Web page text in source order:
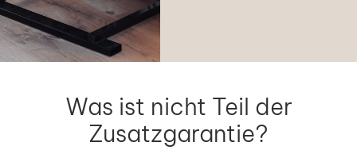
Was ist nicht Teil der
Zusatzgarantie?